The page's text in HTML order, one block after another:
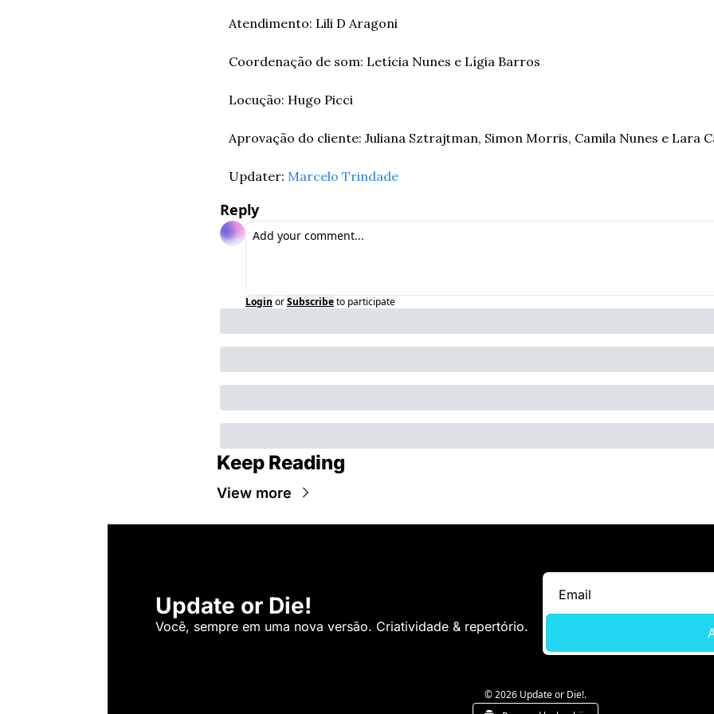
Atendimento: Lili D Aragoni
Coordenação de som: Letícia Nunes e Lígia Barros
Locução: Hugo Picci
Aprovação do cliente: Juliana Sztrajtman, Simon Morris, Camila Nunes e Lara
Updater: Marcelo Trindade
Reply
Login orSubscribeto participate
Keep Reading
View more
Update or Die!
Você, sempre em uma nova versão. Criatividade & repertório.
© 2026 Update or Die!.